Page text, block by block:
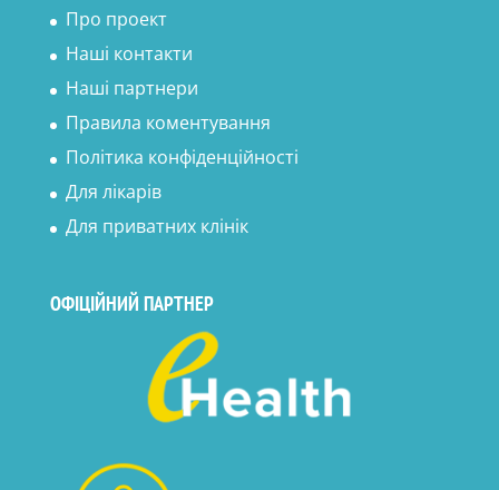
Про проект
Наші контакти
Наші партнери
Правила коментування
Політика конфіденційності
Для лікарів
Для приватних клінік
ОФІЦІЙНИЙ ПАРТНЕР